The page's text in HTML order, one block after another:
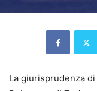
La giurisprudenza